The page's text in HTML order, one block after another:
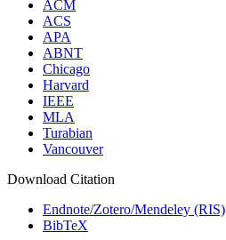
ACM
ACS
APA
ABNT
Chicago
Harvard
IEEE
MLA
Turabian
Vancouver
Download Citation
Endnote/Zotero/Mendeley (RIS)
BibTeX